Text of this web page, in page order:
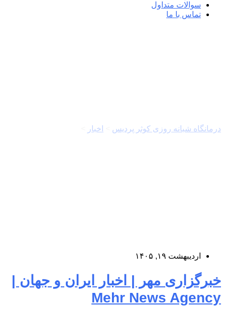
سوالات متداول
تماس با ما
درمانگاه شبانه روزی کوثر پردیس اخبار
اردیبهشت ۱۹, ۱۴۰۵
خبرگزاری مهر | اخبار ایران و جهان |
Mehr News Agency